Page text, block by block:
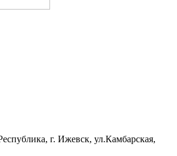
г. Ижевск, ул.Камбарская,